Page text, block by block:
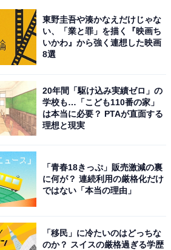
WM01BT」
東野圭吾や湊かなえだけじゃな
い、「業と罪」を描く『映画ち
いかわ』から強く連想した映画
8選
20年間「駆け込み実績ゼロ」の
学校も…「こども110番の家」
は本当に必要？ PTAが直面する
理想と現実
「青春18きっぷ」販売激減の裏
に何が？ 連続利用の厳格化だけ
ではない「本当の理由」
「移民」に冷たいのはどっちな
のか？ スイスの厳格過ぎる学歴